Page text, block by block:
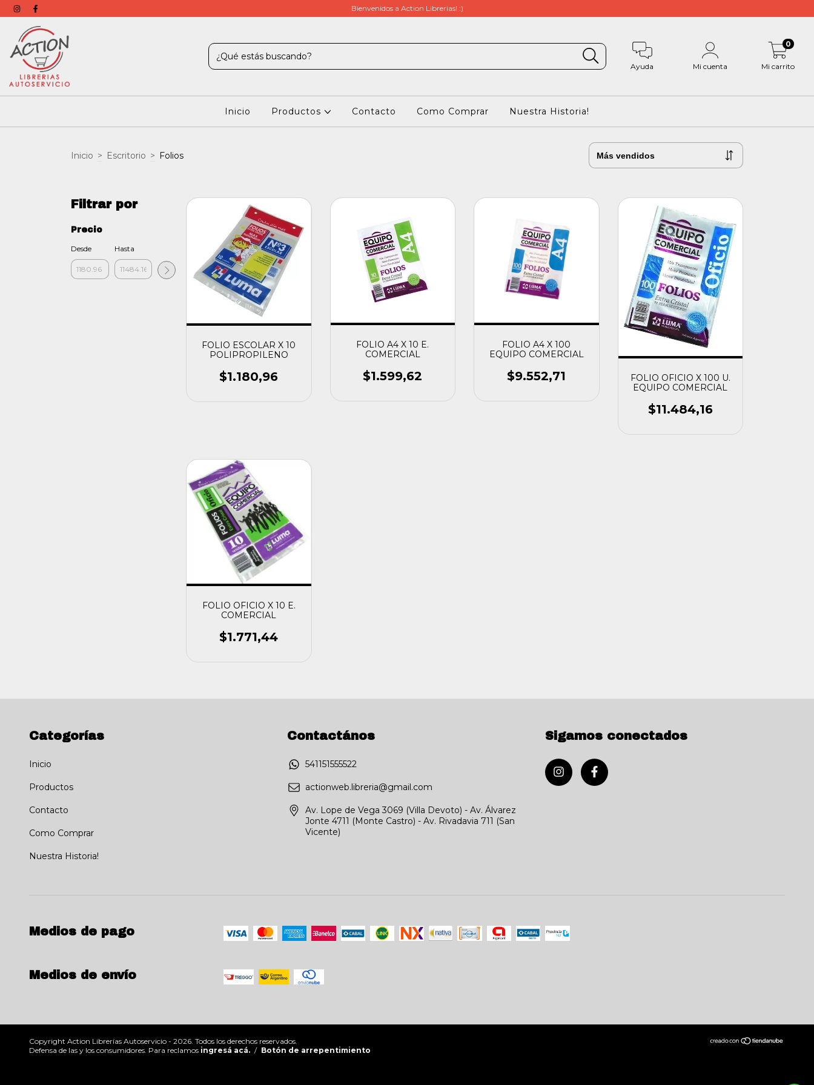
Bienvenidos a Action Librerias! :)
Ayuda Mi cuenta Mi carrito
0
Inicio Productos Contacto Como Comprar Nuestra Historia!
Inicio > Escritorio > Folios
Filtrar por
Precio
Desde Hasta
FOLIO ESCOLAR X 10
POLIPROPILENO
$1.180,96
FOLIO A4 X 10 E.
COMERCIAL
$1.599,62
FOLIO A4 X 100
EQUIPO COMERCIAL
$9.552,71
FOLIO OFICIO X 100 U.
EQUIPO COMERCIAL
$11.484,16
FOLIO OFICIO X 10 E.
COMERCIAL
$1.771,44
Categorías
Inicio
Productos
Contacto
Como Comprar
Nuestra Historia!
Contactános
541151555522
actionweb.libreria@gmail.com
Av. Lope de Vega 3069 (Villa Devoto) - Av. Álvarez
Jonte 4711 (Monte Castro) - Av. Rivadavia 711 (San
Vicente)
Sigamos conectados
Medios de pago
Medios de envío
Copyright Action Librerías Autoservicio - 2026. Todos los derechos reservados.
Defensa de las y los consumidores. Para reclamos ingresá acá. / Botón de arrepentimiento